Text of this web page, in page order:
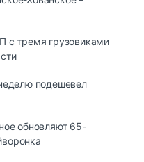
с тремя грузовиками
подешевел
обновляют 65-